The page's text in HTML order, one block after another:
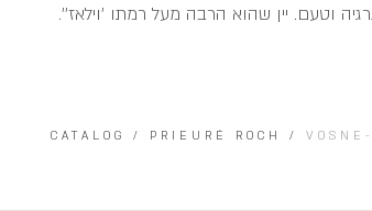
CATALOG / PRIEURÉ ROCH /
וטעם. יין שהוא הרבה מעל רמתו 'וילאז''.